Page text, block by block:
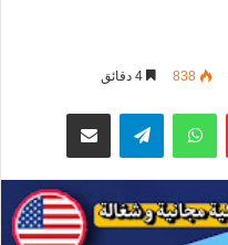
838
بينتيريستواتساب تيلقرام مشاركة عبر البريد